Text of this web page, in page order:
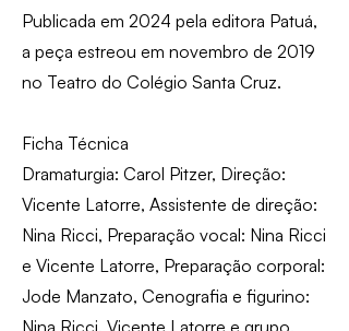
Publicada em 2024 pela editora Patuá,
a peça estreou em novembro de 2019
no Teatro do Colégio Santa Cruz.
Ficha Técnica
Dramaturgia: Carol Pitzer, Direção:
Vicente Latorre, Assistente de direção:
Nina Ricci, Preparação vocal: Nina Ricci
e Vicente Latorre, Preparação corporal:
Jode Manzato, Cenografia e figurino:
Nina Ricci, Vicente Latorre e grupo,